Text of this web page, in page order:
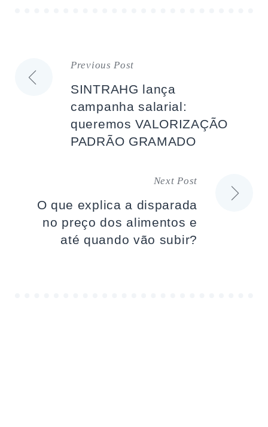
Navegação
artigos
Previous Post
SINTRAHG lança
campanha salarial:
queremos VALORIZAÇÃO
PADRÃO GRAMADO
Next Post
O que explica a disparada
no preço dos alimentos e
até quando vão subir?